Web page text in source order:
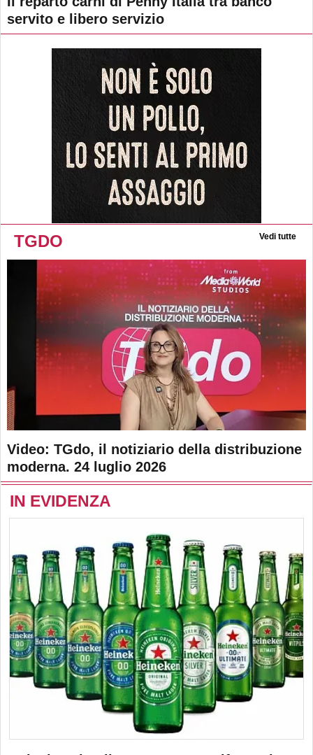
servito e libero servizio
TGDO Vedi tutte
Video: TGdo, il notiziario della distribuzione
moderna. 24 luglio 2026
IN EVIDENZA